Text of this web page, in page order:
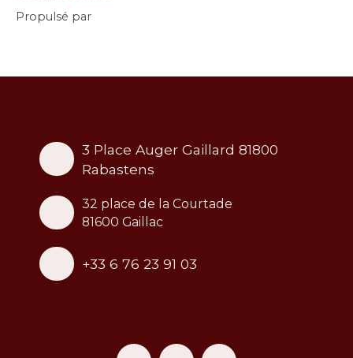
Propulsé par
3 Place Auger Gaillard 81800
Rabastens
32 place de la Courtade
81600 Gaillac
+33 6 76 23 91 03